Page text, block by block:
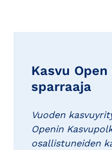
Kasvu
sparraaja
Vuoden
Openin
osallistuneiden